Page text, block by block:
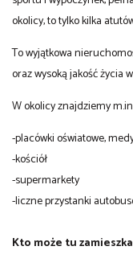
okolicy, to tylko kilka
To wyjątkowa
oraz wysoką jakość życia
W okolicy znajdziemy
-placówki oświatowe,
-kościół
-supermarkety
-liczne przystanki
Kto może tu